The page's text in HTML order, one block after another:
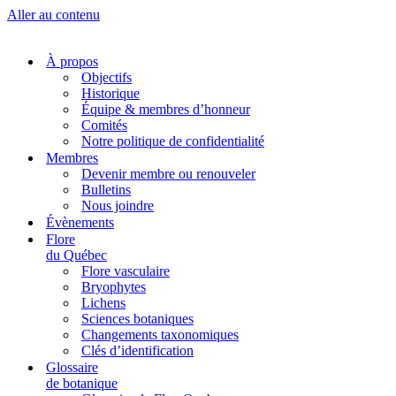
Aller au contenu
À propos
Objectifs
Historique
Équipe & membres d’honneur
Comités
Notre politique de confidentialité
Membres
Devenir membre ou renouveler
Bulletins
Nous joindre
Évènements
Flore
du Québec
Flore vasculaire
Bryophytes
Lichens
Sciences botaniques
Changements taxonomiques
Clés d’identification
Glossaire
de botanique